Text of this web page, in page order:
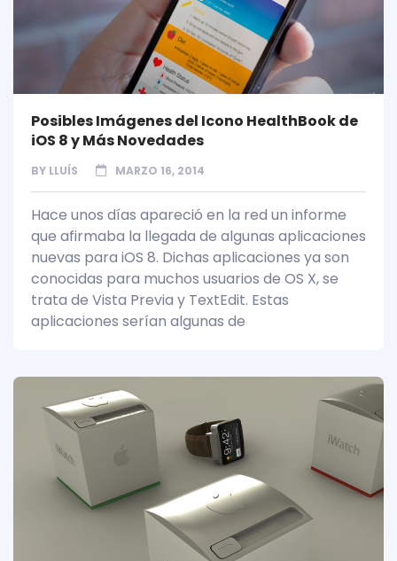
Posibles Imágenes del Icono HealthBook de
iOS 8 y Más Novedades
BY LLUÍS MARZO 16, 2014
Hace unos días apareció en la red un informe
que afirmaba la llegada de algunas aplicaciones
nuevas para iOS 8. Dichas aplicaciones ya son
conocidas para muchos usuarios de OS X, se
trata de Vista Previa y TextEdit. Estas
aplicaciones serían algunas de